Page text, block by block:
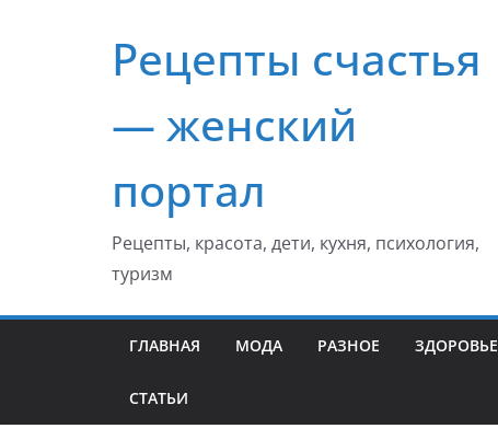
содержимомуРецепты счастья
— женский
портал
Рецепты, красота, дети, кухня, психология,
туризм
ГЛАВНАЯ МОДА РАЗНОЕ ЗДОРОВЬЕ
СТАТЬИ